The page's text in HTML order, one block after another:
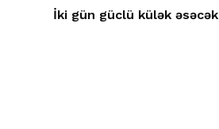
İki gün güclü külək əsəcək